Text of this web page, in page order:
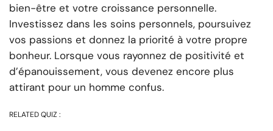
bien-être et votre croissance personnelle.
Investissez dans les soins personnels, poursuivez
vos passions et donnez la priorité à votre propre
bonheur. Lorsque vous rayonnez de positivité et
d’épanouissement, vous devenez encore plus
attirant pour un homme confus.
RELATED QUIZ :